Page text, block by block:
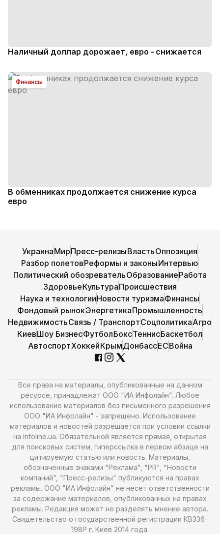
Наличный доллар дорожает, евро - снижается
Финансы
В обменниках продолжается снижение курса
евро
УкраинаМирПресс-релизыВластьОппозиция
Разбор полетовРеформы и законыИнтервью
Политический обозревательОбразованиеРабота
ЗдоровьеКультураПроисшествия
Наука и технологииНовости туризмаФинансы
Фондовый рынокЭнергетикаПромышленность
НедвижимостьСвязь / ТранспортСоцполитикаАгро
КиевШоу БизнесФутболБоксТеннисБаскетбол
АвтоспортХоккейКрымДонбассЕСВойна
Все права на материалы, опубликованные на данном
ресурсе, принадлежат ООО "ИА Инфолайн". Любое
использование материалов без письменного разрешения
ООО "ИА Инфолайн" - запрещено. Использование
материалов и новостей разрешается при условии ссылки
на Infoline.ua. Обязательной является прямая, открытая
для поисковых систем, гиперссылка в первом абзаце на
цитируемую статью или новость. Материалы,
обозначенные знаками "Реклама", "PR", "Новости
компаний", "Пресс-релизы" публикуются на правах
рекламы. ООО "ИА Инфолайн" не несет ответственности
за содержание материалов, опубликованных на правах
рекламы. Редакция может не разделять мнение автора.
Свидетельство о государственной регистрации КВ336-
198Р г. Киев 2014 года.